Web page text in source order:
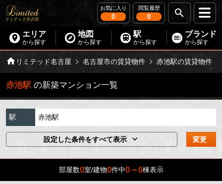
お気に入り
0
閲覧履歴
0
エリア
から探す
地図
から探す
駅
から探す
ブランド
から探す
リミテッド名古屋 名古屋市の賃貸物件 赤池駅の賃貸物件
赤池駅 の新築マンション一覧
駅 赤池駅
設定した条件をすべて表示 変更
部屋数0室/建物0件中0～0棟表示